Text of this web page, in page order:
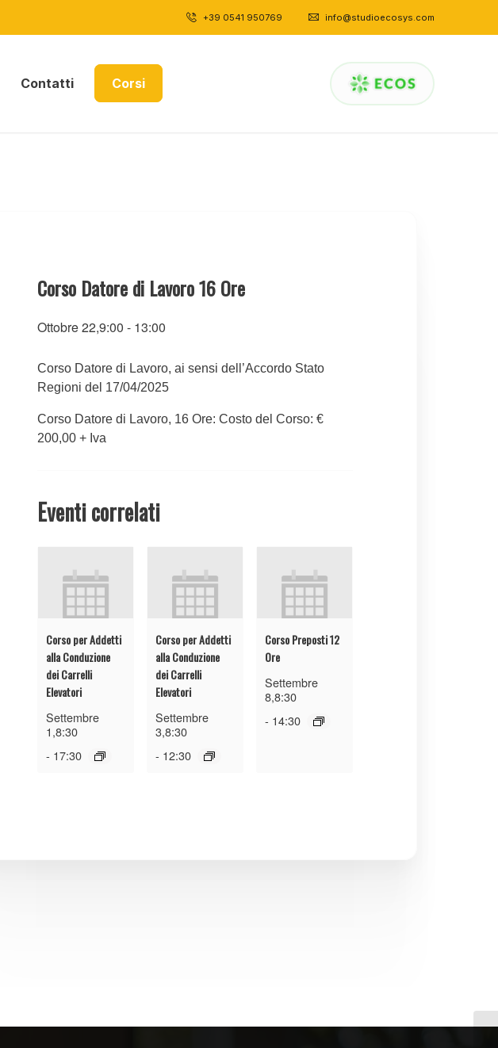
+39 0541 950769 info@studioecosys.com
Contatti Corsi
Corso Datore di Lavoro 16 Ore
Ottobre 22,9:00 - 13:00
Corso Datore di Lavoro, ai sensi dell’Accordo Stato
Regioni del 17/04/2025
Corso Datore di Lavoro, 16 Ore: Costo del Corso: €
200,00 + Iva
Eventi correlati
Corso per Addetti
alla Conduzione
dei Carrelli
Elevatori
Settembre
1,8:30
- 17:30
Corso per Addetti
alla Conduzione
dei Carrelli
Elevatori
Settembre
3,8:30
- 12:30
Corso Preposti 12
Ore
Settembre
8,8:30
- 14:30